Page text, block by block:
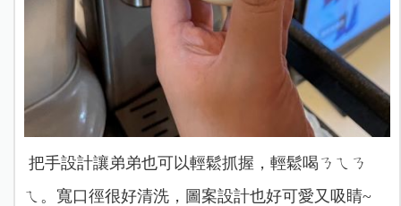
把手設計讓弟弟也可以輕鬆抓握，輕鬆喝ㄋㄟㄋ
ㄟ。寬口徑很好清洗，圖案設計也好可愛又吸睛~